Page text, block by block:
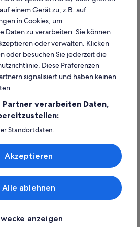
in Montparnasse
von Inhalten
der Expedia Group. Alle Rechte
Expedia-Logo sind Handelsmarken oder
einem Gerät zu, z.B. auf
in Cookies, um
Daten zu verarbeiten. Sie können
oder verwalten. Klicken
oder besuchen Sie jederzeit die
Diese Präferenzen
signalisiert und haben keinen
Partner verarbeiten Daten,
Standortdaten.
Zugriff auf Informationen auf einem
Werbung und Inhalte, Messung
der Performance von Inhalten,
(Lieferanten)
anzeigen
Alle ablehnen
Akzeptieren